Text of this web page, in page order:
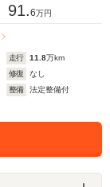
91.6万円
走行 11.8万km
修復
なし
整備
法定整備付